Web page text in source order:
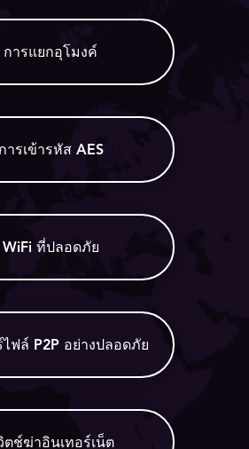
การแยกอุโมงค์
การเข้ารหัส AES
WiFi ที่ปลอดภัย
ฟล์ P2P อย่างปลอดภัย
ตช์ฆ่าอินเทอร์เน็ต